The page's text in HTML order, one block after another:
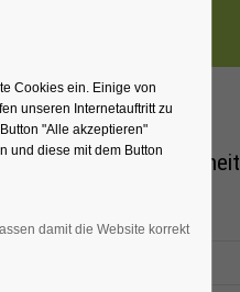
Für Ihre Gesundheit
Cookies ein. Einige von
unseren Internetauftritt zu
"Alle akzeptieren"
und diese mit dem Button
damit die Website korrekt